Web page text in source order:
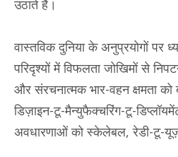
उठाते हैं।
वास्तविक दुनिया के अनुप्रयोगों पर
परिदृश्यों में विफलता जोखिमों से
और संरचनात्मक भार-वहन क्षमता को
डिज़ाइन-टू-मैन्युफैक्चरिंग-टू-
अवधारणाओं को स्केलेबल, रेडी-टू-यूज़